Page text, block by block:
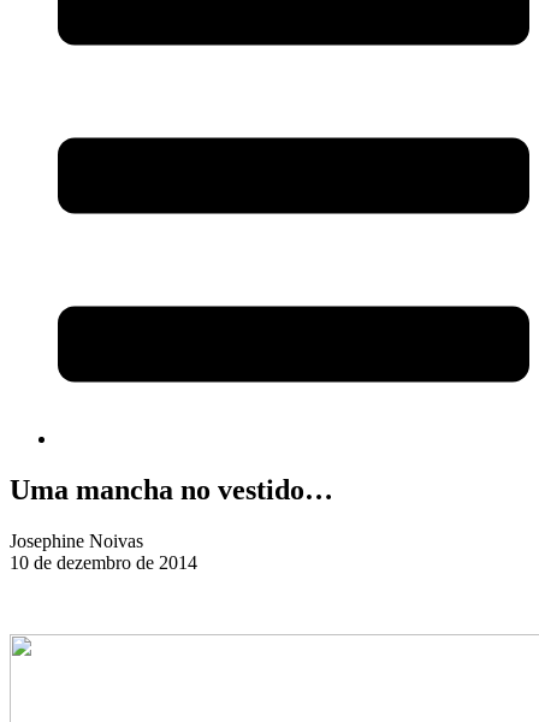
Uma mancha no vestido…
Josephine Noivas
10 de dezembro de 2014